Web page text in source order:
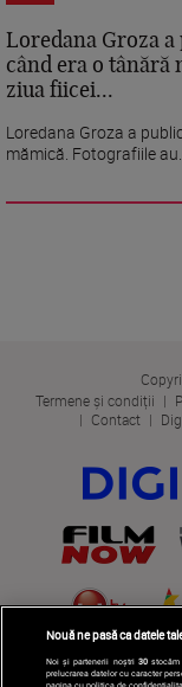
Loredana Groza
când era o tânără
ziua fiicei...
Loredana Groza a
mămică. Fotografiile
Termene și condiții
Contact
Nouă ne pasă ca datele
Noi și partenerii noștri 30stocăm
prelucrarea datelor cu caracter
pagina cu politica de